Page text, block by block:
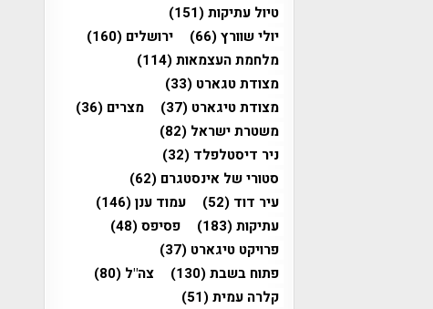
טיול עתיקות(151)
יולי שוורץ(66) ירושלים (160)
מלחמת העצמאות(114)
מצודת טגארט (33)
מצודת טיגארט (37) מצרים (36)
משטרת ישראל (82)
ניר דיסטלפלד (32)
סטורי של אינסטגרם (62)
עיר דוד (52) עמוד ענן(146)
עתיקות(183) פסיפס(48)
פרויקט טיגארט (37)
פתוח בשבת(130) צה"ל (80)
קלרה עמית(51)